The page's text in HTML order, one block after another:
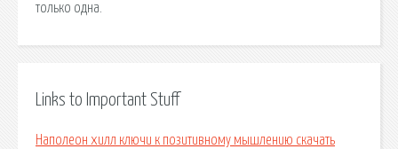
только одна.
Links to Important Stuff
Наполеон хилл ключи к позитивному мышлению скачать